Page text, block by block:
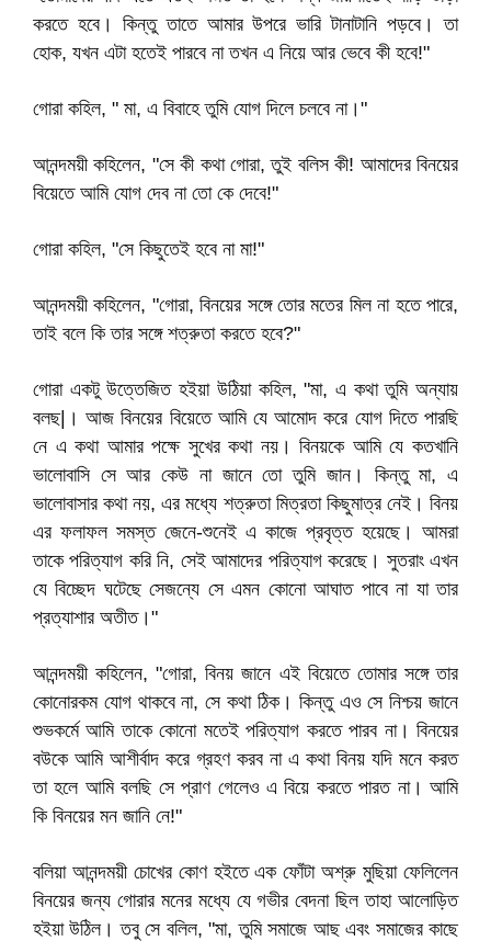
করতে হবে। কিন্তু তাতে আমার উপরে ভারি টানাটানি পড়বে। তা
হোক, যখন এটা হতেই পারবে না তখন এ নিয়ে আর ভেবে কী হবে!"
গোরা কহিল, " মা, এ বিবাহে তুমি যোগ দিলে চলবে না।"
আনন্দময়ী কহিলেন, "সে কী কথা গোরা, তুই বলিস কী! আমাদের বিনয়ের
বিয়েতে আমি যোগ দেব না তো কে দেবে!"
গোরা কহিল, "সে কিছুতেই হবে না মা!"
আনন্দময়ী কহিলেন, "গোরা, বিনয়ের সঙ্গে তোর মতের মিল না হতে পারে,
তাই বলে কি তার সঙ্গে শত্রুতা করতে হবে?"
গোরা একটু উত্তেজিত হইয়া উঠিয়া কহিল, "মা, এ কথা তুমি অন্যায়
বলছ|। আজ বিনয়ের বিয়েতে আমি যে আমোদ করে যোগ দিতে পারছি
নে এ কথা আমার পক্ষে সুখের কথা নয়। বিনয়কে আমি যে কতখানি
ভালোবাসি সে আর কেউ না জানে তো তুমি জান। কিন্তু মা, এ
ভালোবাসার কথা নয়, এর মধ্যে শত্রুতা মিত্রতা কিছুমাত্র নেই। বিনয়
এর ফলাফল সমস্ত জেনে-শুনেই এ কাজে প্রবৃত্ত হয়েছে। আমরা
তাকে পরিত্যাগ করি নি, সেই আমাদের পরিত্যাগ করেছে। সুতরাং এখন
যে বিচ্ছেদ ঘটেছে সেজন্যে সে এমন কোনো আঘাত পাবে না যা তার
প্রত্যাশার অতীত।"
আনন্দময়ী কহিলেন, "গোরা, বিনয় জানে এই বিয়েতে তোমার সঙ্গে তার
কোনোরকম যোগ থাকবে না, সে কথা ঠিক। কিন্তু এও সে নিশ্চয় জানে
শুভকর্মে আমি তাকে কোনো মতেই পরিত্যাগ করতে পারব না। বিনয়ের
বউকে আমি আশীর্বাদ করে গ্রহণ করব না এ কথা বিনয় যদি মনে করত
তা হলে আমি বলছি সে প্রাণ গেলেও এ বিয়ে করতে পারত না। আমি
কি বিনয়ের মন জানি নে!"
বলিয়া আনন্দময়ী চোখের কোণ হইতে এক ফোঁটা অশ্রু মুছিয়া ফেলিলেন
বিনয়ের জন্য গোরার মনের মধ্যে যে গভীর বেদনা ছিল তাহা আলোড়িত
হইয়া উঠিল। তবু সে বলিল, "মা, তুমি সমাজে আছ এবং সমাজের কাছে